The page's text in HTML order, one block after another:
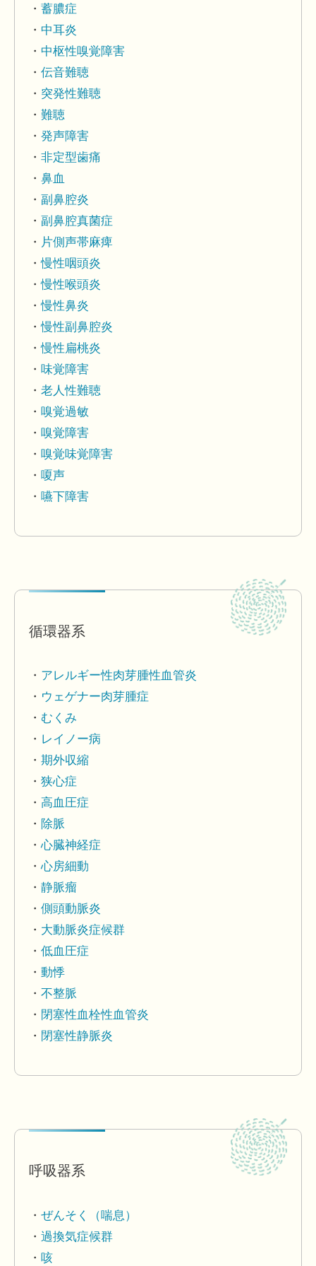
蓄膿症
中耳炎
中枢性嗅覚障害
伝音難聴
突発性難聴
難聴
発声障害
非定型歯痛
鼻血
副鼻腔炎
副鼻腔真菌症
片側声帯麻痺
慢性咽頭炎
慢性喉頭炎
慢性鼻炎
慢性副鼻腔炎
慢性扁桃炎
味覚障害
老人性難聴
嗅覚過敏
嗅覚障害
嗅覚味覚障害
嗄声
嚥下障害
循環器系
アレルギー性肉芽腫性血管炎
ウェゲナー肉芽腫症
むくみ
レイノー病
期外収縮
狭心症
高血圧症
除脈
心臓神経症
心房細動
静脈瘤
側頭動脈炎
大動脈炎症候群
低血圧症
動悸
不整脈
閉塞性血栓性血管炎
閉塞性静脈炎
呼吸器系
ぜんそく（喘息）
過換気症候群
咳